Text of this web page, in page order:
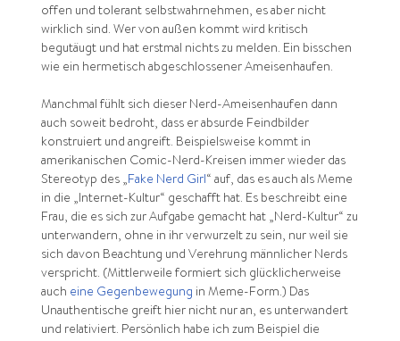
offen und tolerant selbstwahrnehmen, es aber nicht
wirklich sind. Wer von außen kommt wird kritisch
begutäugt und hat erstmal nichts zu melden. Ein bisschen
wie ein hermetisch abgeschlossener Ameisenhaufen.
Manchmal fühlt sich dieser Nerd-Ameisenhaufen dann
auch soweit bedroht, dass er absurde Feindbilder
konstruiert und angreift. Beispielsweise kommt in
amerikanischen Comic-Nerd-Kreisen immer wieder das
Stereotyp des „Fake Nerd Girl “ auf, das es auch als Meme
in die „Internet-Kultur“ geschafft hat. Es beschreibt eine
Frau, die es sich zur Aufgabe gemacht hat „Nerd-Kultur“ zu
unterwandern, ohne in ihr verwurzelt zu sein, nur weil sie
sich davon Beachtung und Verehrung männlicher Nerds
verspricht. (Mittlerweile formiert sich glücklicherweise
auch eine Gegenbewegung in Meme-Form.) Das
Unauthentische greift hier nicht nur an, es unterwandert
und relativiert. Persönlich habe ich zum Beispiel die